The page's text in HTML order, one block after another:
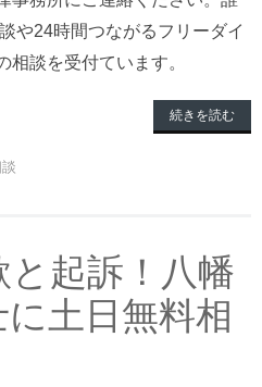
や24時間つながるフリーダイ
談を受付ています。
続きを読む
起訴！八幡
土日無料相